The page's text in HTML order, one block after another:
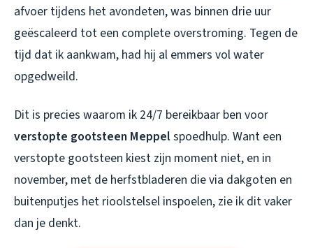
afvoer tijdens het avondeten, was binnen drie uur
geëscaleerd tot een complete overstroming. Tegen de
tijd dat ik aankwam, had hij al emmers vol water
opgedweild.
Dit is precies waarom ik 24/7 bereikbaar ben voor
verstopte gootsteen Meppel spoedhulp. Want een
verstopte gootsteen kiest zijn moment niet, en in
november, met de herfstbladeren die via dakgoten en
buitenputjes het rioolstelsel inspoelen, zie ik dit vaker
dan je denkt.